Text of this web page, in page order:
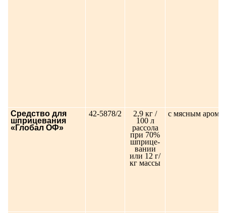
Средство для
шприцевания
«Глобал ОФ»
42-5878/2
2,9 кг /
100 л
рассола
при 70%
шприце-
вании
или 12 г/
кг массы
с мясным